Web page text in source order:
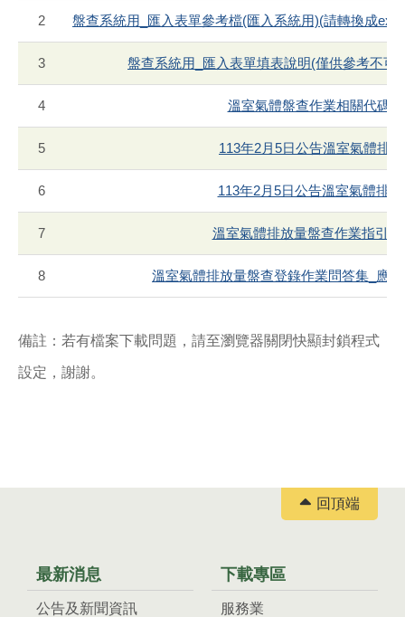
2 盤查系統用_匯入表單參考檔(匯入系統用)(請轉換成
3 盤查系統用_匯入表單填表說明(僅供參考不可
4 溫室氣體盤查作業相關代碼
5 113年2月5日公告溫室氣體排
6 113年2月5日公告溫室氣體排
7 溫室氣體排放量盤查作業指引(
8 溫室氣體排放量盤查登錄作業問答集_應
備註：若有檔案下載問題，請至瀏覽器關閉快顯封鎖程式
設定，謝謝。
最新消息
公告及新聞資訊
下載專區
服務業
回頂端